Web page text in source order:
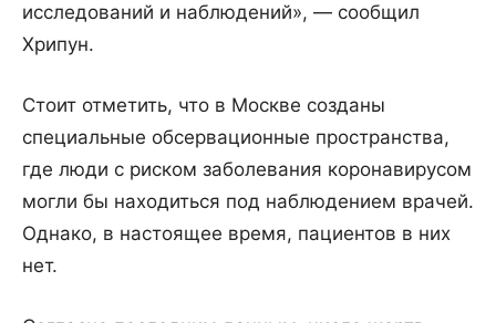
исследований и наблюдений», — сообщил
Хрипун.
Стоит отметить, что в Москве созданы
специальные обсервационные пространства,
где люди с риском заболевания коронавирусом
могли бы находиться под наблюдением врачей.
Однако, в настоящее время, пациентов в них
нет.